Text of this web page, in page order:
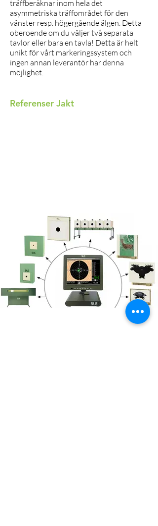
träffberäknar inom hela det
asymmetriska träffområdet för den
vänster resp. högergående älgen. Detta
oberoende om du väljer två separata
tavlor eller bara en tavla! Detta är helt
unikt för vårt markeringssystem och
ingen annan leverantör har denna
möjlighet.
Referenser Jakt